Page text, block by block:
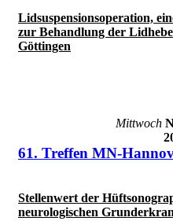
Lidsuspensionsoperation,
zur Behandlung der
Göttingen
Mittwoch
61. Treffen MN-
Stellenwert der
neurologischen